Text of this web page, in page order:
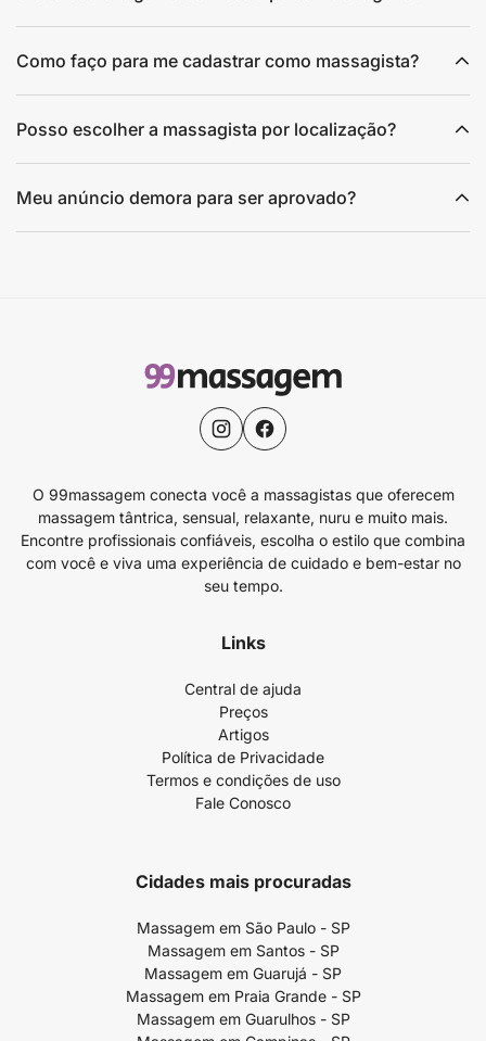
Como faço para me cadastrar como massagista?
Posso escolher a massagista por localização?
Meu anúncio demora para ser aprovado?
O 99massagem conecta você a massagistas que oferecem
massagem tântrica, sensual, relaxante, nuru e muito mais.
Encontre profissionais confiáveis, escolha o estilo que combina
com você e viva uma experiência de cuidado e bem-estar no
seu tempo.
Links
Central de ajuda
Preços
Artigos
Política de Privacidade
Termos e condições de uso
Fale Conosco
Cidades mais procuradas
Massagem em São Paulo - SP
Massagem em Santos - SP
Massagem em Guarujá - SP
Massagem em Praia Grande - SP
Massagem em Guarulhos - SP